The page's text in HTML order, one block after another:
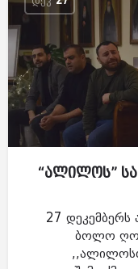
“ალილოს”
27 დეკემბერს
ბოლო